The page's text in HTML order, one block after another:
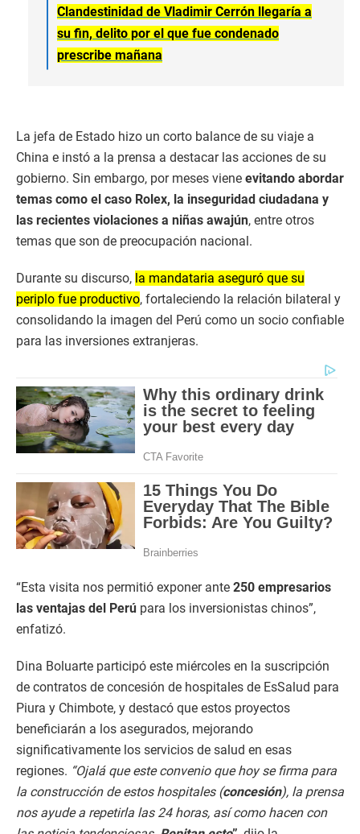
Clandestinidad de Vladimir Cerrón llegaría a
su fin, delito por el que fue condenado
prescribe mañana
La jefa de Estado hizo un corto balance de su viaje a
China e instó a la prensa a destacar las acciones de su
gobierno. Sin embargo, por meses viene evitando abordar
temas como el caso Rolex, la inseguridad ciudadana y
las recientes violaciones a niñas awajún, entre otros
temas que son de preocupación nacional.
Durante su discurso, la mandataria aseguró que su
periplo fue productivo, fortaleciendo la relación bilateral y
consolidando la imagen del Perú como un socio confiable
para las inversiones extranjeras.
“Esta visita nos permitió exponer ante 250 empresarios
las ventajas del Perú para los inversionistas chinos”,
enfatizó.
Dina Boluarte participó este miércoles en la suscripción
de contratos de concesión de hospitales de EsSalud para
Piura y Chimbote, y destacó que estos proyectos
beneficiarán a los asegurados, mejorando
significativamente los servicios de salud en esas
regiones. “Ojalá que este convenio que hoy se firma para
la construcción de estos hospitales (concesión), la prensa
nos ayude a repetirla las 24 horas, así como hacen con